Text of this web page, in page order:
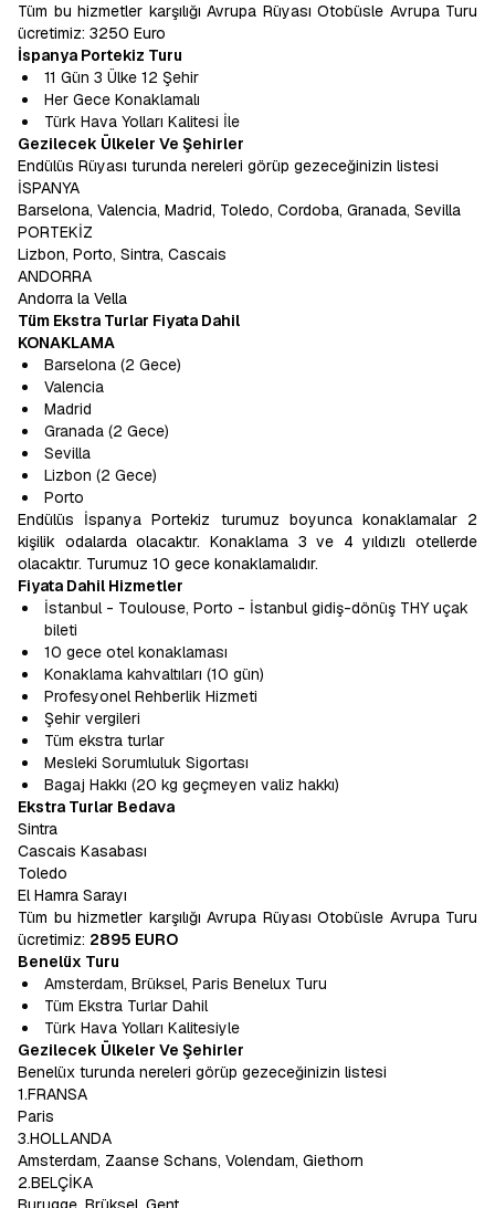
Tüm bu hizmetler karşılığı Avrupa Rüyası Otobüsle Avrupa Turu
ücretimiz: 3250 Euro
İspanya Portekiz Turu
11 Gün 3 Ülke 12 Şehir
Her Gece Konaklamalı
Türk Hava Yolları Kalitesi İle
Gezilecek Ülkeler Ve Şehirler
Endülüs Rüyası turunda nereleri görüp gezeceğinizin listesi
İSPANYA
Barselona, Valencia, Madrid, Toledo, Cordoba, Granada, Sevilla
PORTEKİZ
Lizbon, Porto, Sintra, Cascais
ANDORRA
Andorra la Vella
Tüm Ekstra Turlar Fiyata Dahil
KONAKLAMA
Barselona (2 Gece)
Valencia
Madrid
Granada (2 Gece)
Sevilla
Lizbon (2 Gece)
Porto
Endülüs İspanya Portekiz turumuz boyunca konaklamalar 2
kişilik odalarda olacaktır. Konaklama 3 ve 4 yıldızlı otellerde
olacaktır. Turumuz 10 gece konaklamalıdır.
Fiyata Dahil Hizmetler
İstanbul - Toulouse, Porto - İstanbul gidiş-dönüş THY uçak
bileti
10 gece otel konaklaması
Konaklama kahvaltıları (10 gün)
Profesyonel Rehberlik Hizmeti
Şehir vergileri
Tüm ekstra turlar
Mesleki Sorumluluk Sigortası
Bagaj Hakkı (20 kg geçmeyen valiz hakkı)
Ekstra Turlar Bedava
Sintra
Cascais Kasabası
Toledo
El Hamra Sarayı
Tüm bu hizmetler karşılığı Avrupa Rüyası Otobüsle Avrupa Turu
ücretimiz: 2895 EURO
Benelüx Turu
Amsterdam, Brüksel, Paris Benelux Turu
Tüm Ekstra Turlar Dahil
Türk Hava Yolları Kalitesiyle
Gezilecek Ülkeler Ve Şehirler
Benelüx turunda nereleri görüp gezeceğinizin listesi
1.FRANSA
Paris
3.HOLLANDA
Amsterdam, Zaanse Schans, Volendam, Giethorn
2.BELÇİKA